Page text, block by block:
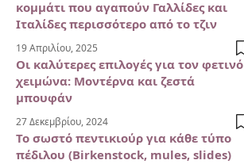
κομμάτι που αγαπούν Γαλλίδες και
Ιταλίδες περισσότερο από το τζιν
19 Απριλίου, 2025
Οι καλύτερες επιλογές για τον φετινό
χειμώνα: Μοντέρνα και ζεστά
μπουφάν
27 Δεκεμβρίου, 2024
Το σωστό πεντικιούρ για κάθε τύπο
πέδιλου (Birkenstock, mules, slides)